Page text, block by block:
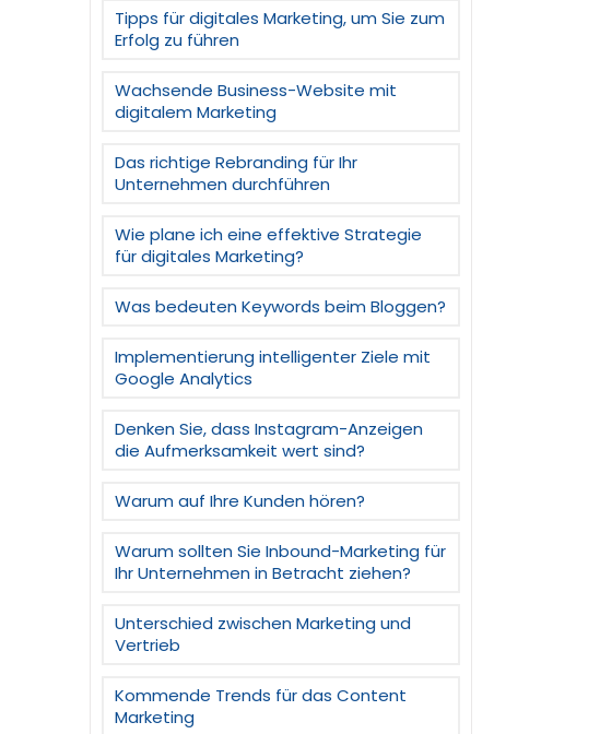
Tipps für digitales Marketing, um Sie zum
Erfolg zu führen
Wachsende Business-Website mit
digitalem Marketing
Das richtige Rebranding für Ihr
Unternehmen durchführen
Wie plane ich eine effektive Strategie
für digitales Marketing?
Was bedeuten Keywords beim Bloggen?
Implementierung intelligenter Ziele mit
Google Analytics
Denken Sie, dass Instagram-Anzeigen
die Aufmerksamkeit wert sind?
Warum auf Ihre Kunden hören?
Warum sollten Sie Inbound-Marketing für
Ihr Unternehmen in Betracht ziehen?
Unterschied zwischen Marketing und
Vertrieb
Kommende Trends für das Content
Marketing